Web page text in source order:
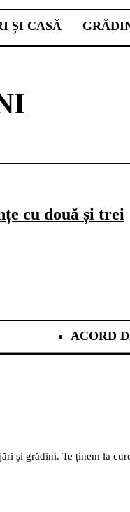
ȘI CASĂ
cu două și trei
ACORD
și grădini. Te ținem la